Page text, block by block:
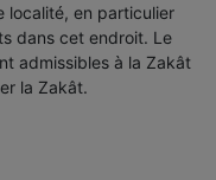
localité, en particulier
dans cet endroit. Le
admissibles à la Zakât
la Zakât.